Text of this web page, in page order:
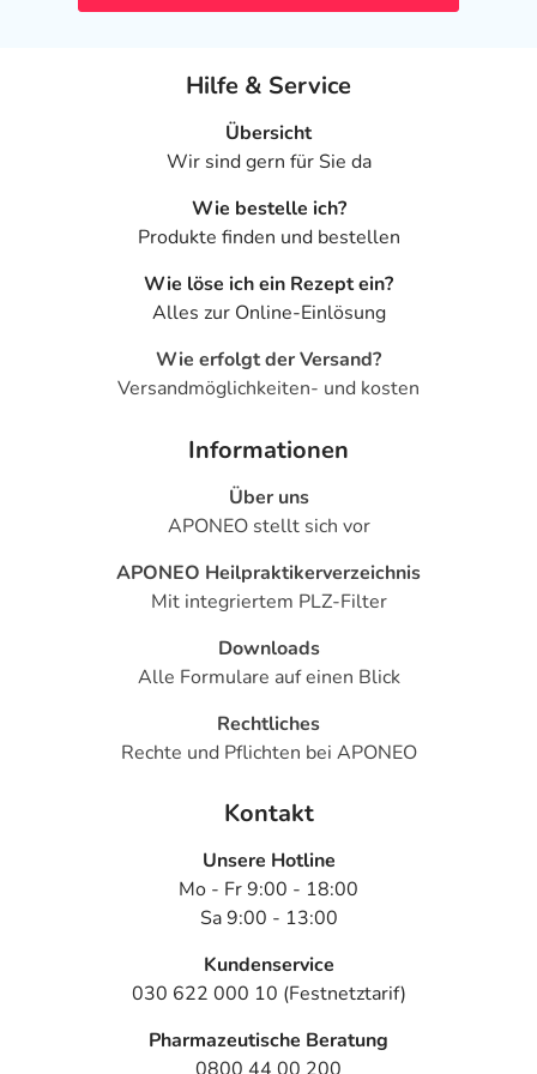
- Benommenheit
- Schlafstörungen, wie:
- Wahnvorstellung
- Missempfindungen
- Bewegungsstörungen
- Störungen der unbewusssten Bewegungsabläufe mit
- Koordinationsstörung
- Flüchtige, spontan auftretende Hautrötung mit
Hitzegefühl, vor allem im Gesicht (Flush)
niedrigen Blutdrucks)
- Bluthochdruck
- Herzrhythmusstörungen
- dunkler Urin
Bemerken Sie eine Befindlichkeitsstörung oder
Veränderung während der Behandlung, wenden Sie sich
an Ihren Arzt oder Apotheker.
Nebenwirkungen berücksichtigt, die bei mindestens
Hilfe & Service
Übersicht
Wir sind gern für Sie da
Wie bestelle ich?
Produkte finden und bestellen
Wie löse ich ein Rezept ein?
Alles zur Online-Einlösung
Wie erfolgt der Versand?
Versandmöglichkeiten- und kosten
Informationen
Über uns
APONEO stellt sich vor
APONEO Heilpraktikerverzeichnis
Mit integriertem PLZ-Filter
Downloads
Alle Formulare auf einen Blick
Rechtliches
Rechte und Pflichten bei APONEO
Kontakt
Unsere Hotline
Mo - Fr 9:00 - 18:00
Sa 9:00 - 13:00
Kundenservice
030 622 000 10 (Festnetztarif)
Pharmazeutische Beratung